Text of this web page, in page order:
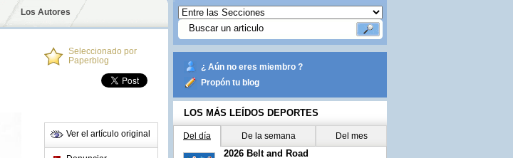
Los Autores
Seleccionado por
Paperblog
Ver el artículo original
¿ Aún no eres miembro ?
Propón tu blog
LOS MÁS LEÍDOS DEPORTES
Del día De la semana Del mes
2026 Belt and Road